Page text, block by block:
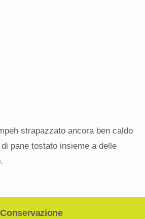
strapazzato ancora ben caldo
pane tostato insieme a delle
Conservazione